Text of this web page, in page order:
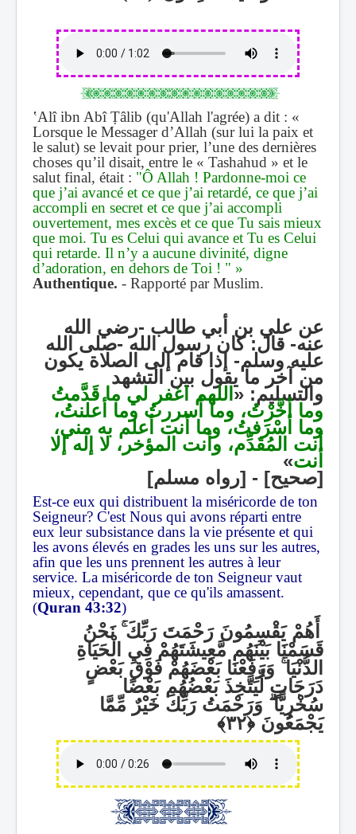
ʽAlî ibn Abî Ṭâlib (qu'Allah l'agrée) a dit : «
Lorsque le Messager d’Allah (sur lui la paix et
le salut) se levait pour prier, l’une des dernières
choses qu’il disait, entre le « Tashahud » et le
salut final, était : "Ô Allah ! Pardonne-moi ce
que j’ai avancé et ce que j’ai retardé, ce que j’ai
accompli en secret et ce que j’ai accompli
ouvertement, mes excès et ce que Tu sais mieux
que moi. Tu es Celui qui avance et Tu es Celui
qui retarde. Il n’y a aucune divinité, digne
d’adoration, en dehors de Toi ! " »
Authentique. - Rapporté par Muslim.
عن علي بن أبي طالب -رضي الله
عنه- قال:كان رسول الله -صلى الله
عليه وسلم- إذا قام إلى الصلاة يكون
من آخر ما يقول بين التشهد
والتسليم: « اللهم اغفر لي ما قَدَّمتُ
وما أخَّرْتُ، وما أسررتُ وما أعلنتُ،
وما أسْرَفتُ، وما أنت أعلم به مني،
أنت المُقَدِّم، وأنت المؤخر، لا إله إلا
أنت»
[صحيح] - [رواه مسلم]
Est-ce eux qui distribuent la miséricorde de ton
Seigneur? C'est Nous qui avons réparti entre
eux leur subsistance dans la vie présente et qui
les avons élevés en grades les uns sur les autres,
afin que les uns prennent les autres à leur
service. La miséricorde de ton Seigneur vaut
mieux, cependant, que ce qu'ils amassent.
(Quran 43:32)
أَهُمْ يَقْسِمُونَ رَحْمَتَ رَبِّكَۚنَحْنُ
قَسَمْنَا بَيْنَهُم مَّعِيشَتَهُمْ فِي الْحَيَاةِ
الدُّنْيَاۚ وَرَفَعْنَا بَعْضَهُمْ فَوْقَ بَعْضٍ
دَرَجَاتٍ لِّيَتَّخِذَ بَعْضُهُم بَعْضًا
سُخْرِيًّاۗ وَرَحْمَتُ رَبِّكَ خَيْرٌ مِّمَّا
يَجْمَعُونَ